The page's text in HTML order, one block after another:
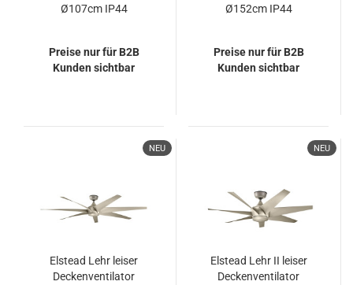
Ø107cm IP44
Preise nur für B2B
Kunden sichtbar
Ø152cm IP44
Preise nur für B2B
Kunden sichtbar
NEU
Elstead Lehr leiser
Deckenventilator
NEU
Elstead Lehr II leiser
Deckenventilator